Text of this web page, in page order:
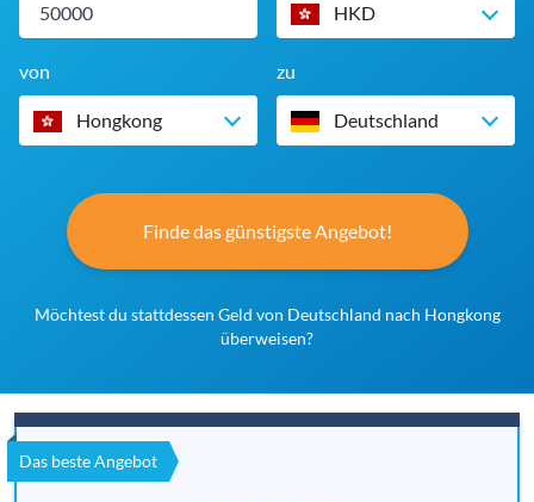
HKD
von
Hongkong
zu
Deutschland
Finde das günstigste Angebot!
Möchtest du stattdessen Geld von Deutschland nach Hongkong
überweisen?
Das beste Angebot